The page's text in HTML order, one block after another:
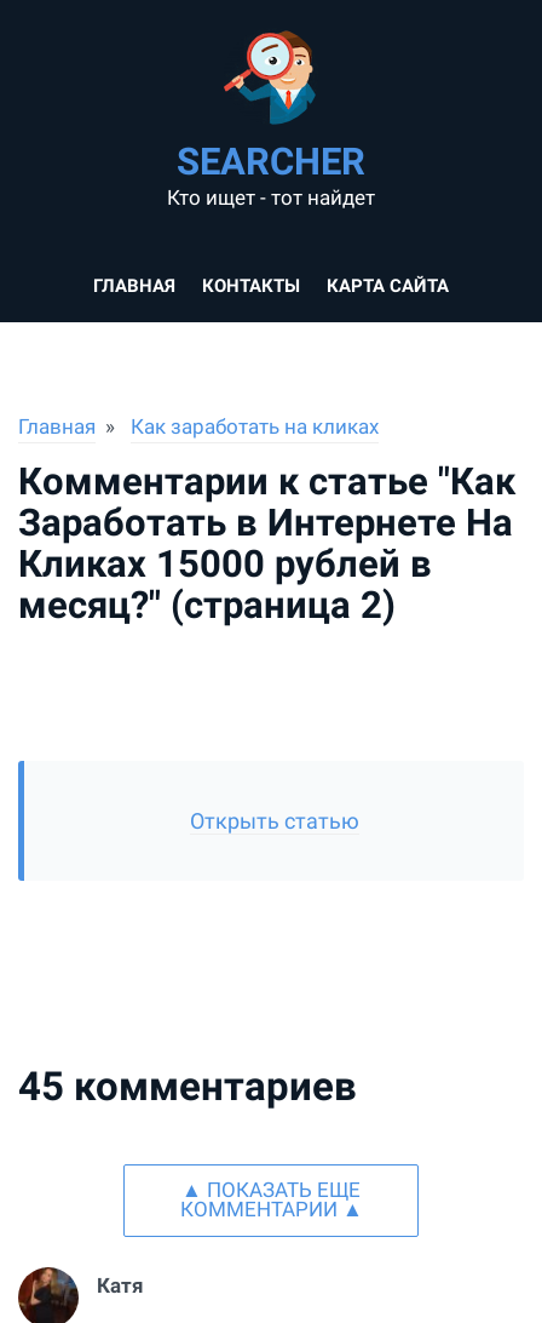
SEARCHER
Кто ищет - тот найдет
ГЛАВНАЯ КОНТАКТЫ КАРТА САЙТА
Главная Как заработать на кликах
Комментарии к статье "Как
Заработать в Интернете На
Кликах 15000 рублей в
месяц?" (страница 2)
Открыть статью
45 комментариев
▲ ПОКАЗАТЬ ЕЩЕ
КОММЕНТАРИИ ▲
Катя